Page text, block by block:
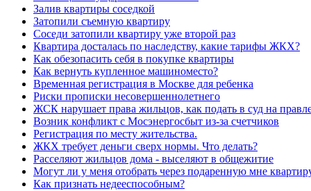
Залив квартиры соседкой
Затопили съемную квартиру
Соседи затопили квартиру уже второй раз
Квартира досталась по наследству, какие тарифы ЖКХ?
Как обезопасить себя в покупке квартиры
Как вернуть купленное машиноместо?
Временная регистрация в Москве для ребенка
Риски прописки несовершеннолетнего
ЖСК нарушает права жильцов, как подать в суд на
Возник конфликт с Мосэнергосбыт из-за счетчиков
Регистрация по месту жительства.
ЖКХ требует деньги сверх нормы. Что делать?
Расселяют жильцов дома - выселяют в общежитие
Могут ли у меня отобрать через подаренную мне
Как признать недееспособным?